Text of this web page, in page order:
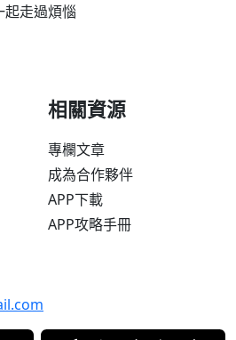
走過煩惱
相關資源
專欄文章
成為合作夥伴
APP下載
APP攻略手冊